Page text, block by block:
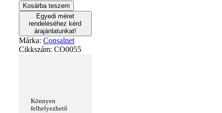
Kosárba teszem
Egyedi méret
rendeléséhez kérd
árajánlatunkat!
Márka: Consalnet
Cikkszám: CO0055
Könnyen
felhelyezhető